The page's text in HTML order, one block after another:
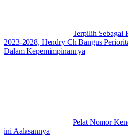
Terpilih Sebagai
2023-2028, Hendry Ch Bangus
Dalam Kepemimpinannya
Pelat Nomor
ini Aalasannya